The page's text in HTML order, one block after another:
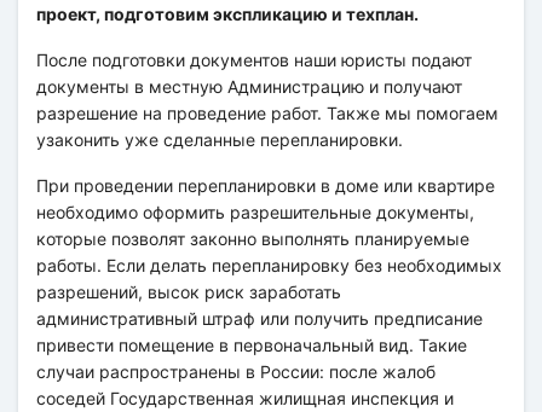
проект, подготовим экспликацию и техплан.
После подготовки документов наши юристы подают
документы в местную Администрацию и получают
разрешение на проведение работ. Также мы помогаем
узаконить уже сделанные перепланировки.
При проведении перепланировки в доме или квартире
необходимо оформить разрешительные документы,
которые позволят законно выполнять планируемые
работы. Если делать перепланировку без необходимых
разрешений, высок риск заработать
административный штраф или получить предписание
привести помещение в первоначальный вид. Такие
случаи распространены в России: после жалоб
соседей Государственная жилищная инспекция и